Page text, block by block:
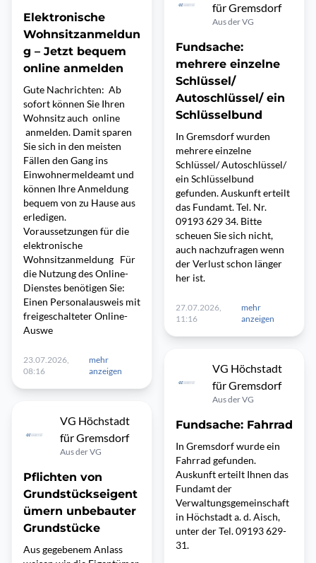
Elektronische
Wohnsitzanmeldun
g – Jetzt bequem
online anmelden
Gute Nachrichten: Ab
sofort können Sie Ihren
Wohnsitz auch online
anmelden. Damit sparen
Sie sich in den meisten
Fällen den Gang ins
Einwohnermeldeamt und
können Ihre Anmeldung
bequem von zu Hause aus
erledigen.
Voraussetzungen für die
elektronische
Wohnsitzanmeldung Für
die Nutzung des Online-
Dienstes benötigen Sie:
Einen Personalausweis mit
freigeschalteter Online-
Auswe
23.07.2026,
08:16
mehr
anzeigen
VG Höchstadt
für Gremsdorf
Aus der VG
Pflichten von
Grundstückseigent
ümern unbebauter
Grundstücke
Aus gegebenem Anlass
für Gremsdorf
Aus der VG
Fundsache:
mehrere einzelne
Schlüssel/
Autoschlüssel/ ein
Schlüsselbund
In Gremsdorf wurden
mehrere einzelne
Schlüssel/ Autoschlüssel/
ein Schlüsselbund
gefunden. Auskunft erteilt
das Fundamt. Tel. Nr.
09193 629 34. Bitte
scheuen Sie sich nicht,
auch nachzufragen wenn
der Verlust schon länger
her ist.
27.07.2026,
11:16
mehr
anzeigen
VG Höchstadt
für Gremsdorf
Aus der VG
Fundsache: Fahrrad
In Gremsdorf wurde ein
Fahrrad gefunden.
Auskunft erteilt Ihnen das
Fundamt der
Verwaltungsgemeinschaft
in Höchstadt a. d. Aisch,
unter der Tel. 09193 629-
31.